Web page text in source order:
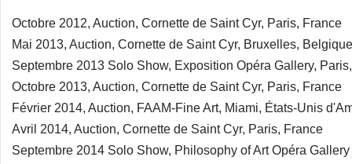
Octobre 2012, Auction, Cornette de Saint Cyr, Paris, France
Mai 2013, Auction, Cornette de Saint Cyr, Bruxelles, Belgique
Septembre 2013 Solo Show, Exposition Opéra Gallery,
Octobre 2013, Auction, Cornette de Saint Cyr, Paris, France
Février 2014, Auction, FAAM-Fine Art, Miami, États-Unis
Avril 2014, Auction, Cornette de Saint Cyr, Paris, France
Septembre 2014 Solo Show, Philosophy of Art Opéra